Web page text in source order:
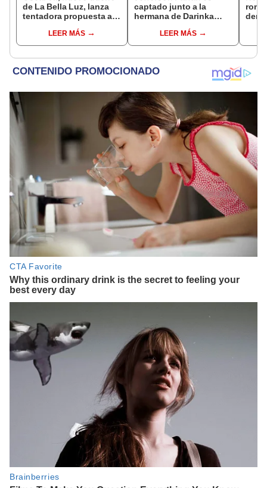
de La Bella Luz, lanza
tentadora propuesta a
denuncia por
tocamientos: “Va a
LEER MÁS
captado junto a la
hermana de Darinka
Kanashiro trabajaba: “Él
tiene sus…”
LEER MÁS